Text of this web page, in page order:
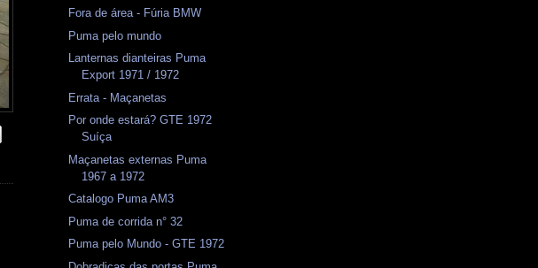
Fora de área - Fúria BMW
Puma pelo mundo
Lanternas dianteiras Puma
Export 1971 / 1972
Errata - Maçanetas
Por onde estará? GTE 1972
Suíça
Maçanetas externas Puma
1967 a 1972
Catalogo Puma AM3
Puma de corrida n° 32
Puma pelo Mundo - GTE 1972